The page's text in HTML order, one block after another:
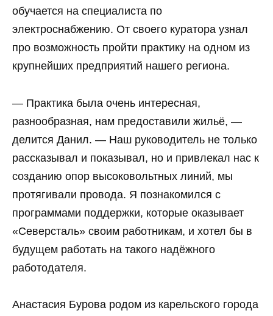
обучается на специалиста по
электроснабжению. От своего куратора узнал
про возможность пройти практику на одном из
крупнейших предприятий нашего региона.
— Практика была очень интересная,
разнообразная, нам предоставили жильё, —
делится Данил. — Наш руководитель не только
рассказывал и показывал, но и привлекал нас к
созданию опор высоковольтных линий, мы
протягивали провода. Я познакомился с
программами поддержки, которые оказывает
«Северсталь» своим работникам, и хотел бы в
будущем работать на такого надёжного
работодателя.
Анастасия Бурова родом из карельского города